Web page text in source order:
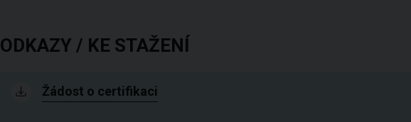
ODKAZY / KE STAŽENÍ
Žádost o certifikaci